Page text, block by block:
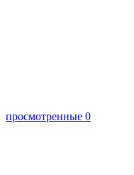
просмотренные 0